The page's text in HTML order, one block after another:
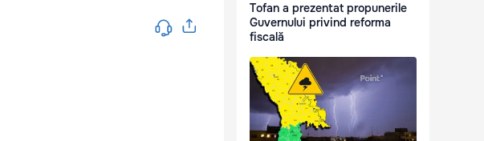
Tofan a prezentat propunerile
Guvernului privind reforma
fiscală